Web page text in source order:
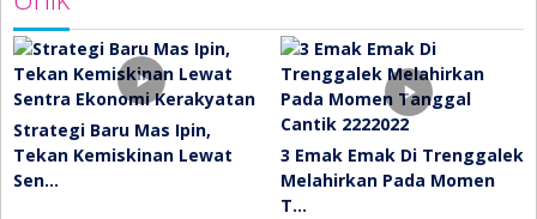
Strategi Baru Mas Ipin,
Tekan Kemiskinan Lewat
Sen…
3 Emak Emak Di Trenggalek
Melahirkan Pada Momen
T…